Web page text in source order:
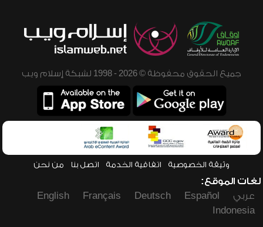
جميع الحقوق محفوظة © 2026 - 1998 لشبكة إسلام ويب
وثيقة الخصوصية اتفاقية الخدمة اتصل بنا من نحن
لغات الموقع:
عربي
Español
Deutsch
Français
English
Indonesia